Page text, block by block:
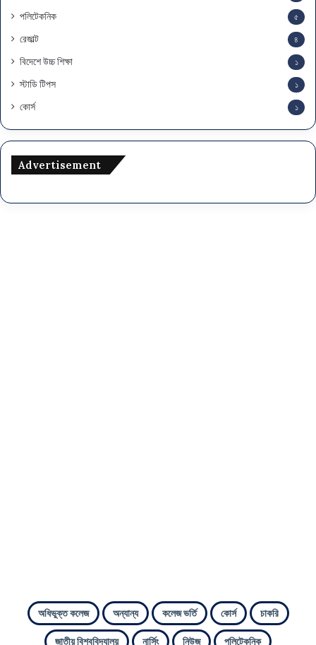
পলিটেকনিক ৫
রেজাল্ট ৪
বিদেশে উচ্চ শিক্ষা ১
স্টাডি টিপস ১
কোর্স ১
Advertisement
অধিভুক্ত কলেজ অন্যান্য কলেজ ভর্তি কোর্স চাকরি
জাতীয় বিশ্ববিদ্যালয় নার্সিং নিউজ পলিটেকনিক